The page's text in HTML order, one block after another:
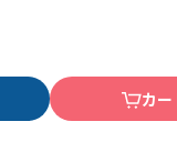
カー